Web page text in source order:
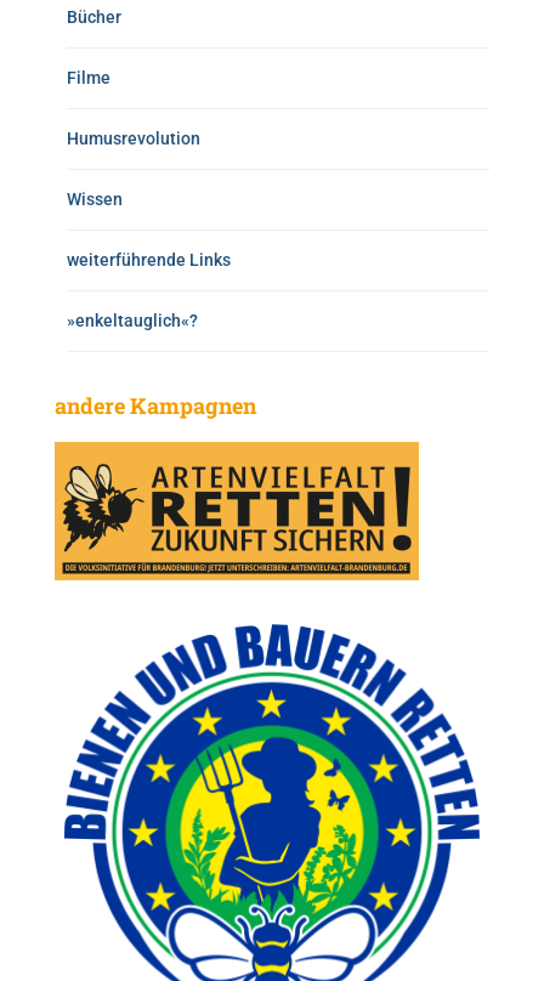
Bücher
Filme
Humusrevolution
Wissen
weiterführende Links
»enkeltauglich«?
andere Kampagnen